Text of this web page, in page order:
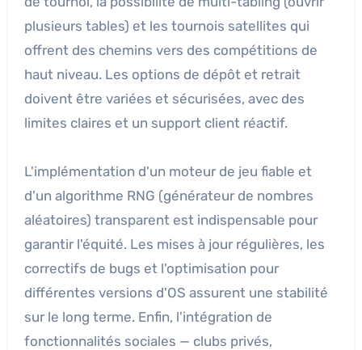
plusieurs tables) et les tournois satellites qui
offrent des chemins vers des compétitions de
haut niveau. Les options de dépôt et retrait
doivent être variées et sécurisées, avec des
limites claires et un support client réactif.
L'implémentation d'un moteur de jeu fiable et
d'un algorithme RNG (générateur de nombres
aléatoires) transparent est indispensable pour
garantir l'équité. Les mises à jour régulières, les
correctifs de bugs et l'optimisation pour
différentes versions d'OS assurent une stabilité
sur le long terme. Enfin, l'intégration de
fonctionnalités sociales — clubs privés,